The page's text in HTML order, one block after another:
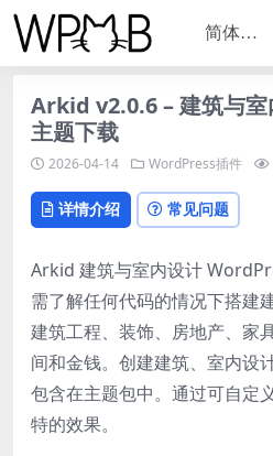
Arkid v2.0.6 – 建筑与
主题下载
2026-04-14 WordPress插件
详情介绍 常见问题
Arkid 建筑与室内设计
需了解任何代码的情况下搭建
建筑工程、装饰、房地产、家
间和金钱。创建建筑、室内设
包含在主题包中。通过可自定
特的效果。